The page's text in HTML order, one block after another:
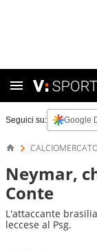
Seguici su: Google
Neymar,
Conte
L'attaccante
leccese al Psg.